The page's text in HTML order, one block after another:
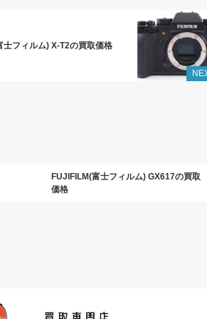
士フィルム) X-T2の買取価格
FUJIFILM(富士フィルム) GX617の買取
価格